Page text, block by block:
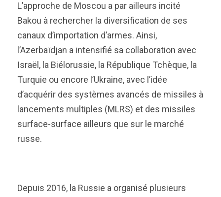
L’approche de Moscou a par ailleurs incité
Bakou à rechercher la diversification de ses
canaux d’importation d’armes. Ainsi,
l’Azerbaïdjan a intensifié sa collaboration avec
Israël, la Biélorussie, la République Tchèque, la
Turquie ou encore l’Ukraine, avec l’idée
d’acquérir des systèmes avancés de missiles à
lancements multiples (MLRS) et des missiles
surface-surface ailleurs que sur le marché
russe.
Depuis 2016, la Russie a organisé plusieurs